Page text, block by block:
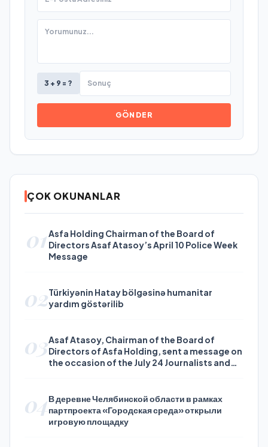
3 + 9 = ?
GÖNDER
ÇOK OKUNANLAR
01Asfa Holding Chairman of the Board of
Directors Asaf Atasoy’s April 10 Police Week
Message
02Türkiyənin Hatay bölgəsinə humanitar
yardım göstərilib
03Asaf Atasoy, Chairman of the Board of
Directors of Asfa Holding, sent a message on
the occasion of the July 24 Journalists and
04В деревне Челябинской области в рамках
партпроекта «Городская среда» открыли
игровую площадку